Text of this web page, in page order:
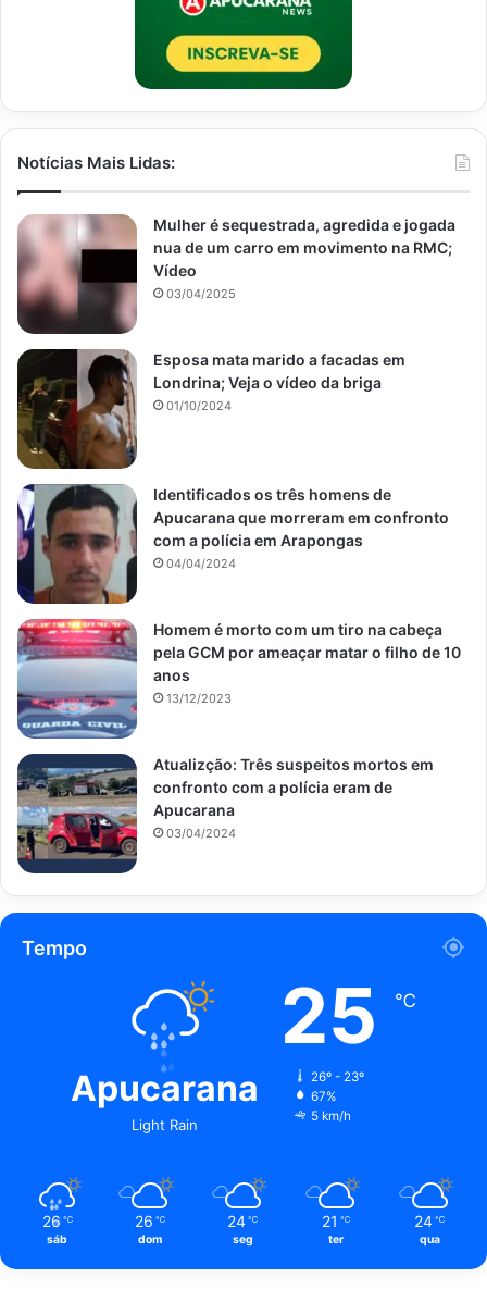
Notícias Mais Lidas:
Mulher é sequestrada, agredida e jogada
nua de um carro em movimento na RMC;
Vídeo
03/04/2025
Esposa mata marido a facadas em
Londrina; Veja o vídeo da briga
01/10/2024
Identificados os três homens de
Apucarana que morreram em confronto
com a polícia em Arapongas
04/04/2024
Homem é morto com um tiro na cabeça
pela GCM por ameaçar matar o filho de 10
anos
13/12/2023
Atualizção: Três suspeitos mortos em
confronto com a polícia eram de
Apucarana
03/04/2024
Tempo
Apucarana
Light Rain
25 ℃
26º - 23º
67%
5 km/h
26 ℃
sáb
26 ℃
dom
24 ℃
seg
21 ℃
ter
24 ℃
qua